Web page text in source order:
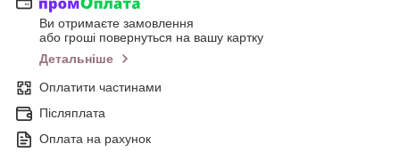
Ви отримаєте замовлення
або гроші повернуться на вашу картку
Детальніше
Оплатити частинами
Післяплата
Оплата на рахунок